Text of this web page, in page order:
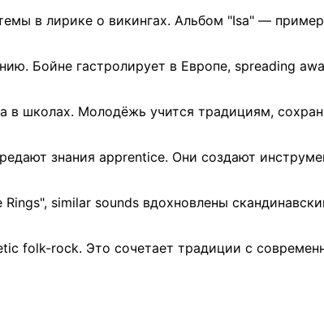
в лирике о викингах. Альбом "Isa" —
Бойне гастролирует в Европе, spreading
в школах. Молодёжь учится традициям,
знания apprentice. Они создают
similar sounds вдохновлены
folk-rock. Это сочетает традиции с